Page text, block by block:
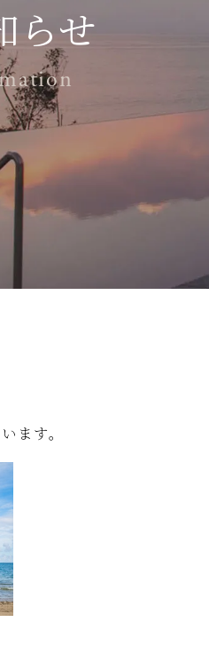
／AMEX／DINERS／銀聯
理）、カフェ、ラウンジ、スパル
らせ
ます。